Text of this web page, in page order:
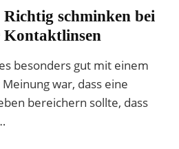
schminken bei
Kontaktlinsen
besonders gut mit einem
war, dass eine
bereichern sollte, dass